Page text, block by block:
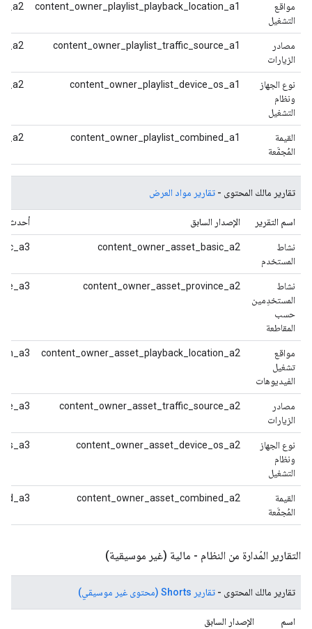
مواقع
التشغيل
content_owner_playlist_playback_location_a1
مصادر
الزيارات
content_owner_playlist_traffic_source_a1
نوع الجهاز
ونظام
التشغيل
content_owner_playlist_device_os_a1
القيمة
المُجمَّعة
content_owner_playlist_combined_a1
تقارير مالك المحتوى - تقارير مواد العرض
اسم التقرير الإصدار السابق أحدث
نشاط
المستخدم
content_owner_asset_basic_a2
نشاط
المستخدِمين
حسب
المقاطعة
content_owner_asset_province_a2
مواقع
تشغيل
الفيديوهات
content_owner_asset_playback_location_a2
مصادر
الزيارات
content_owner_asset_traffic_source_a2
نوع الجهاز
ونظام
التشغيل
content_owner_asset_device_os_a2
القيمة
المُجمَّعة
content_owner_asset_combined_a2
التقارير المُدارة من النظام - مالية (غير موسيقية)
تقارير مالك المحتوى - تقارير Shorts (محتوى غير موسيقي)
اسم
الإصدار السابق